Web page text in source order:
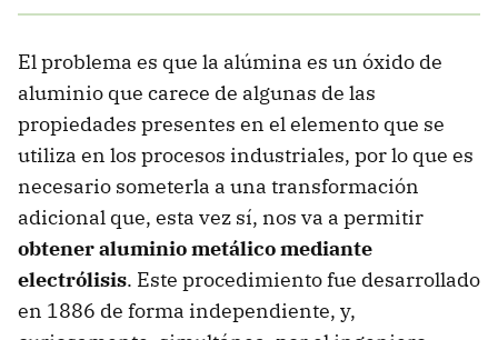
El problema es que la alúmina es un óxido de
aluminio que carece de algunas de las
propiedades presentes en el elemento que se
utiliza en los procesos industriales, por lo que es
necesario someterla a una transformación
adicional que, esta vez sí, nos va a permitir
obtener aluminio metálico mediante
electrólisis. Este procedimiento fue desarrollado
en 1886 de forma independiente, y,